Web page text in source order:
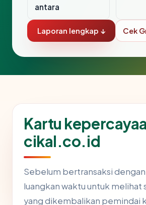
antara
Laporan lengkap ↓ Cek
Kartu
cikal.co.id
Sebelum bertransaksi dengan
luangkan waktu untuk melihat
yang dikembalikan pemindai